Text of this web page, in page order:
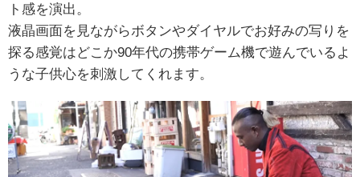
ト感を演出。
液晶画面を見ながらボタンやダイヤルでお好みの写りを
探る感覚はどこか90年代の携帯ゲーム機で遊んでいるよ
うな子供心を刺激してくれます。